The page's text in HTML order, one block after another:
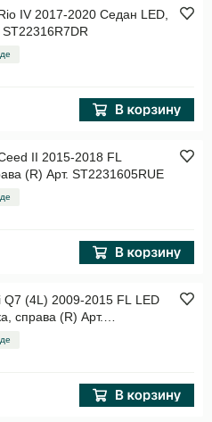
(R) Арт. ST2231605RUE
справа (R) Арт.